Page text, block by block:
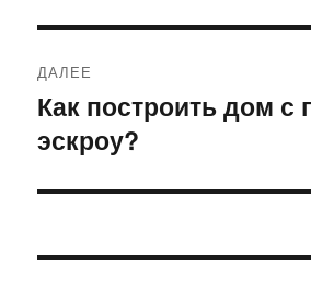
ДАЛЕЕ
Следующая
запись:
Как построить дом
эскроу?